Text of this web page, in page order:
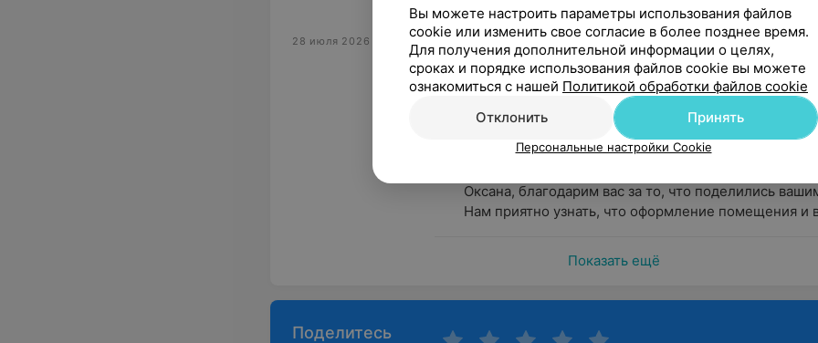
к сохранению здоровья, своевременной профилактике и правильному
28 июля 2026 Оксана
Отзыв подтвержден
Сегодня свой день я начала с посещения Инвитро (на
проспекте). Эти люди сделали мой день! Приятно всё:
Минск, пр-т Партизанский, 107
Оксана, благодарим вас за то, что поделились
Нам приятно узнать, что оформление помещения и
Показать ещё
Поделитесь
Вы можете настроить параметры использования файлов
cookie или изменить свое согласие в более позднее время.
Для получения дополнительной информации о целях,
сроках и порядке использования файлов cookie вы можете
ознакомиться с нашей Политикой обработки файлов cookie
Отклонить
Принять
Персональные настройки Cookie